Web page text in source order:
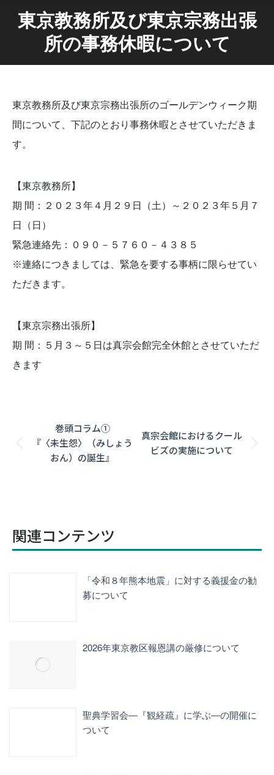
東京教務所及び東京宗務出張
所の事務休暇について
東京教務所及び東京宗務出張所のゴールデンウィーク期
間について、下記のとおり事務休暇とさせていただきま
す。
【東京教務所】
期 間：２０２３年４月２９日（土）～２０２３年５月７
日（日）
緊急連絡先：０９０－５７６０－４３８５
※連絡につきましては、緊急を要する事柄に限らせてい
ただきます。
【東京宗務出張所】
期 間：５月３～５日は真宗会館完全休館とさせていただ
きます
navigation
Previous
post:
巻頭コラム①
『〈未生怨〉（みしょう
おん）の誕生』
Next
真宗会館におけるクール
ビズの実施について
関連コンテンツ
「令和８年熊本地震」に対する義援金の勧
募について
2026年東京教区報恩講の厳修について
聖典学習会―『観経疏』に学ぶ―の開催に
ついて